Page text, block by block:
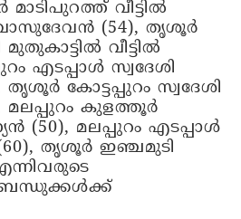
വീട്ടിൽ
(54), തൃശൂർ
വീട്ടിൽ
എടപ്പാൾ സ്വദേശി
കോട്ടപ്പുറം സ്വദേശി
കുളത്തൂർ
(50), മലപ്പുറം എടപ്പാൾ
തൃശൂർ ഇഞ്ചമുടി